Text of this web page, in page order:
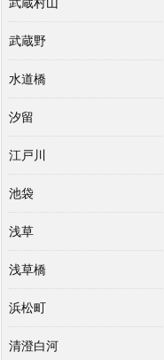
武蔵野
水道橋
汐留
江戸川
池袋
浅草
浅草橋
浜松町
清澄白河